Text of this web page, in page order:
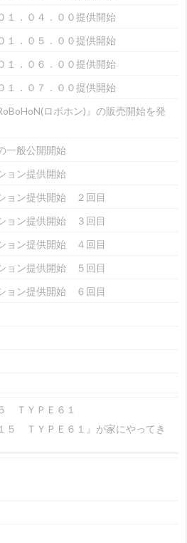
．０４．００提供開始
．０５．００提供開始
．０６．００提供開始
．０７．００提供開始
ロボホン)』の販売開始を発
一般公開開始
ョン提供開始
ョン提供開始 ２回目
ョン提供開始 ３回目
ョン提供開始 ４回目
ョン提供開始 ５回目
ョン提供開始 ６回目
ＴＹＰＥ６１
５ ＴＹＰＥ６１』が家にやってき